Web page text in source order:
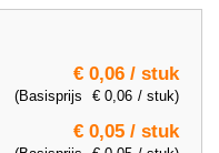
€ 0,06 / stuk
(Basisprijs € 0,06 / stuk)
€ 0,05 / stuk